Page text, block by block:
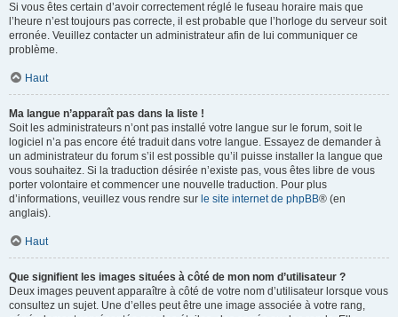
Si vous êtes certain d’avoir correctement réglé le fuseau horaire mais que
l’heure n’est toujours pas correcte, il est probable que l’horloge du serveur soit
erronée. Veuillez contacter un administrateur afin de lui communiquer ce
problème.
Haut
Ma langue n’apparaît pas dans la liste !
Soit les administrateurs n’ont pas installé votre langue sur le forum, soit le
logiciel n’a pas encore été traduit dans votre langue. Essayez de demander à
un administrateur du forum s’il est possible qu’il puisse installer la langue que
vous souhaitez. Si la traduction désirée n’existe pas, vous êtes libre de vous
porter volontaire et commencer une nouvelle traduction. Pour plus
d’informations, veuillez vous rendre sur le site internet de phpBB® (en
anglais).
Haut
Que signifient les images situées à côté de mon nom d’utilisateur ?
Deux images peuvent apparaître à côté de votre nom d’utilisateur lorsque vous
consultez un sujet. Une d’elles peut être une image associée à votre rang,